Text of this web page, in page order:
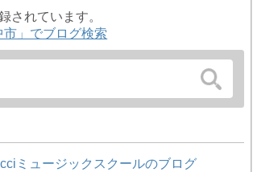
されています。
」でブログ検索
ミュージックスクールのブログ